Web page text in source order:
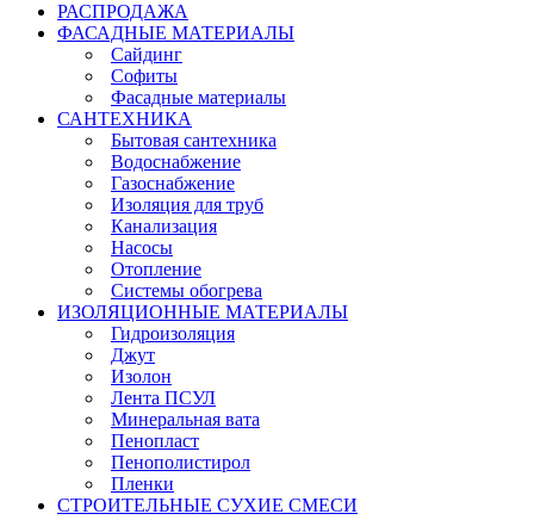
РАСПРОДАЖА
ФАСАДНЫЕ МАТЕРИАЛЫ
Сайдинг
Софиты
Фасадные материалы
САНТЕХНИКА
Бытовая сантехника
Водоснабжение
Газоснабжение
Изоляция для труб
Канализация
Насосы
Отопление
Системы обогрева
ИЗОЛЯЦИОННЫЕ МАТЕРИАЛЫ
Гидроизоляция
Джут
Изолон
Лента ПСУЛ
Минеральная вата
Пенопласт
Пенополистирол
Пленки
СТРОИТЕЛЬНЫЕ СУХИЕ СМЕСИ